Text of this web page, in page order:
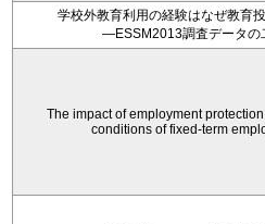
学校外教育利用の経験はなぜ教育
―ESSM2013調査データの
The impact of employment
conditions of fixed-term